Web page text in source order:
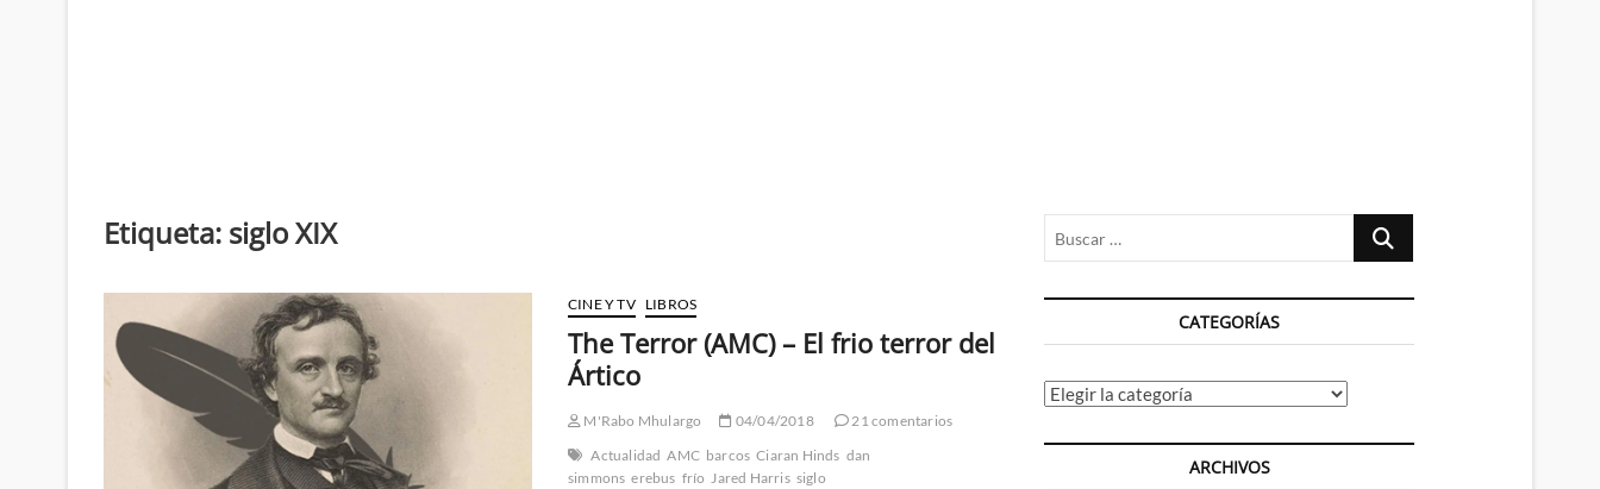
Etiqueta: siglo XIX
CINE Y TV LIBROS
The Terror (AMC) – El frio terror del
Ártico
M'Rabo Mhulargo 04/04/2018
21 comentarios
Actualidad AMC barcos Ciaran Hinds dan
simmons erebus frío Jared Harris siglo
Buscar
CATEGORÍAS
Categorías
ARCHIVOS